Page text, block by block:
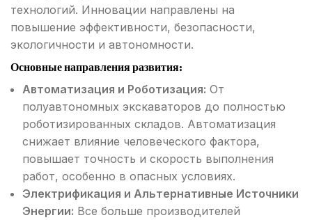
технологий. Инновации направлены на
повышение эффективности, безопасности,
экологичности и автономности.
Основные направления развития:
Автоматизация и Роботизация: От
полуавтономных экскаваторов до полностью
роботизированных складов. Автоматизация
снижает влияние человеческого фактора,
повышает точность и скорость выполнения
работ, особенно в опасных условиях.
Электрификация и Альтернативные Источники
Энергии: Все больше производителей